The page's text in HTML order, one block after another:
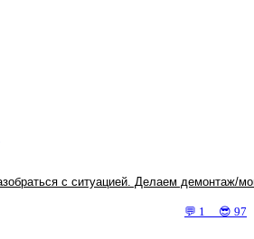
с ситуацией. Делаем
💬 1 😎 97